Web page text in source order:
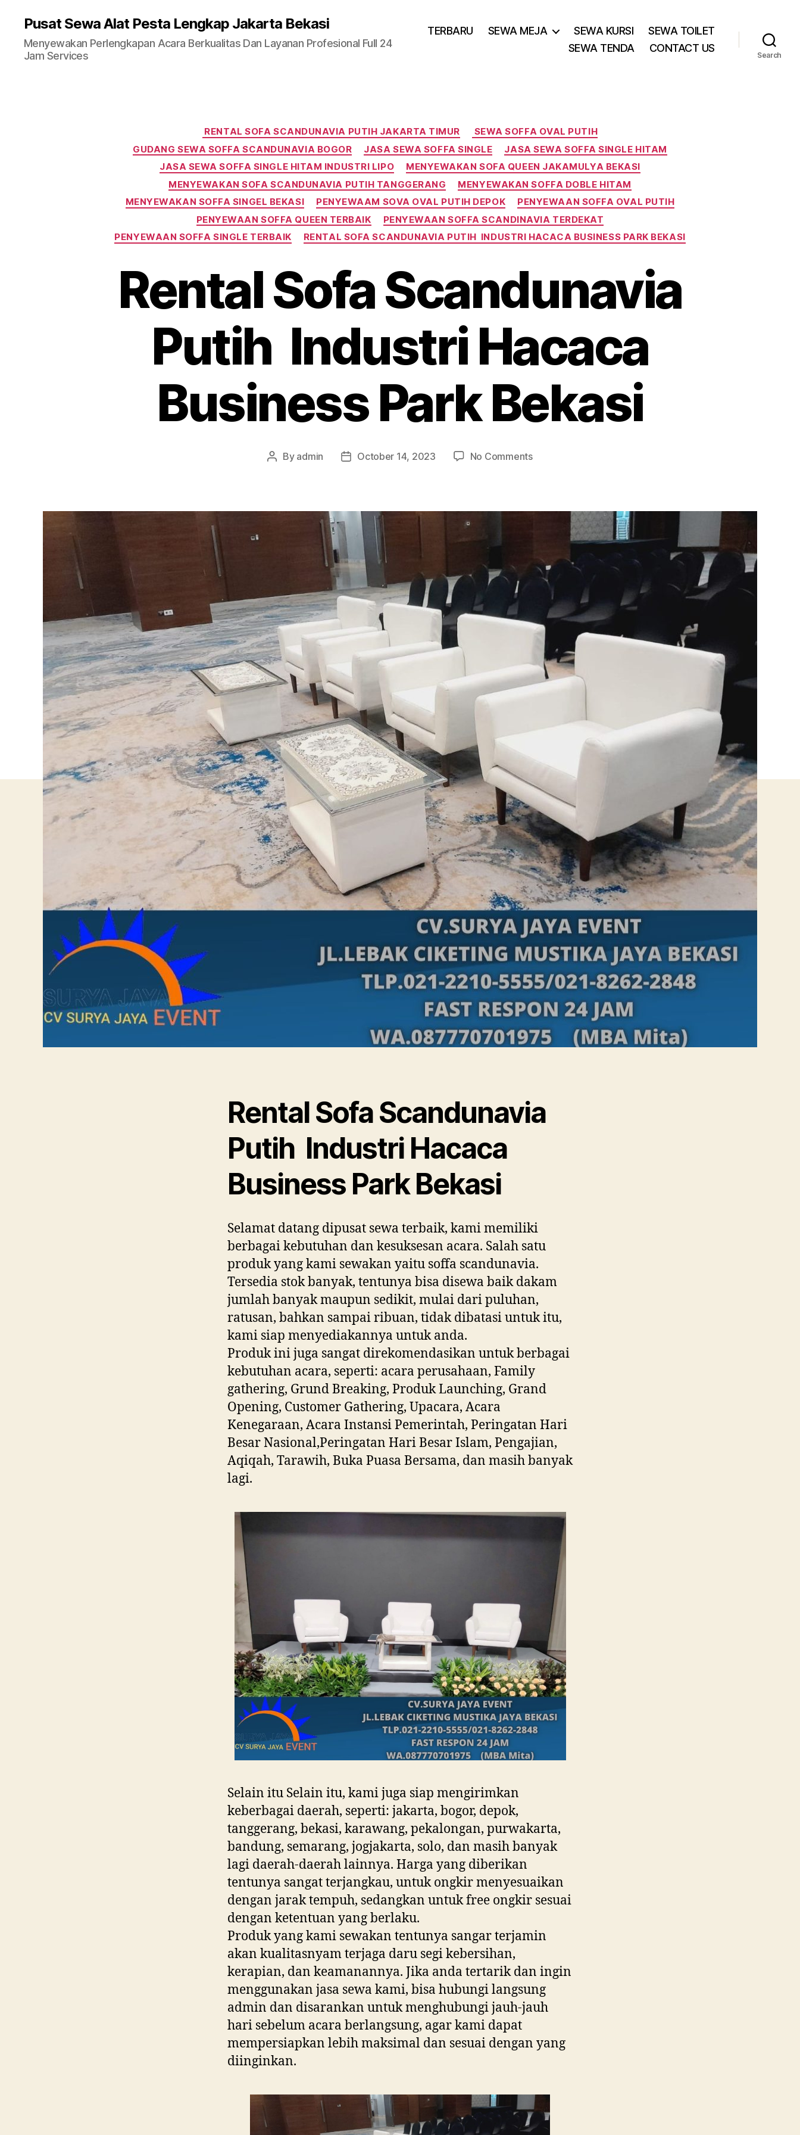
Pusat Sewa Alat Pesta Lengkap Jakarta Bekasi
Menyewakan Perlengkapan Acara Berkualitas Dan Layanan Profesional Full 24
Jam Services
TERBARU SEWA MEJA SEWA KURSI
SEWA TOILET
SEWA TENDA
CONTACT US
Search
Categories
RENTAL SOFA SCANDUNAVIA PUTIH JAKARTA TIMUR
SEWA SOFFA OVAL PUTIH
GUDANG SEWA SOFFA SCANDUNAVIA BOGOR
JASA SEWA SOFFA SINGLE
JASA SEWA SOFFA SINGLE HITAM
JASA SEWA SOFFA SINGLE HITAM INDUSTRI LIPO
MENYEWAKAN SOFA QUEEN JAKAMULYA BEKASI
MENYEWAKAN SOFA SCANDUNAVIA PUTIH TANGGERANG
MENYEWAKAN SOFFA DOBLE HITAM
MENYEWAKAN SOFFA SINGEL BEKASI
PENYEWAAM SOVA OVAL PUTIH DEPOK
PENYEWAAN SOFFA OVAL PUTIH
PENYEWAAN SOFFA QUEEN TERBAIK
PENYEWAAN SOFFA SCANDINAVIA TERDEKAT
PENYEWAAN SOFFA SINGLE TERBAIK
RENTAL SOFA SCANDUNAVIA PUTIH INDUSTRI HACACA BUSINESS PARK BEKASI
Rental Sofa Scandunavia
Putih Industri Hacaca
Business Park Bekasi
Post
By admin
PostOctober 14, 2023 No Commentson
Putih
Park
Bekasi
Rental Sofa Scandunavia
Putih Industri Hacaca
Business Park Bekasi
Selamat datang dipusat sewa terbaik, kami memiliki
berbagai kebutuhan dan kesuksesan acara. Salah satu
produk yang kami sewakan yaitu soffa scandunavia.
Tersedia stok banyak, tentunya bisa disewa baik dakam
jumlah banyak maupun sedikit, mulai dari puluhan,
ratusan, bahkan sampai ribuan, tidak dibatasi untuk itu,
kami siap menyediakannya untuk anda.
Produk ini juga sangat direkomendasikan untuk berbagai
kebutuhan acara, seperti: acara perusahaan, Family
gathering, Grund Breaking, Produk Launching, Grand
Opening, Customer Gathering, Upacara, Acara
Kenegaraan, Acara Instansi Pemerintah, Peringatan Hari
Besar Nasional,Peringatan Hari Besar Islam, Pengajian,
Aqiqah, Tarawih, Buka Puasa Bersama, dan masih banyak
lagi.
Selain itu Selain itu, kami juga siap mengirimkan
keberbagai daerah, seperti: jakarta, bogor, depok,
tanggerang, bekasi, karawang, pekalongan, purwakarta,
bandung, semarang, jogjakarta, solo, dan masih banyak
lagi daerah-daerah lainnya. Harga yang diberikan
tentunya sangat terjangkau, untuk ongkir menyesuaikan
dengan jarak tempuh, sedangkan untuk free ongkir sesuai
dengan ketentuan yang berlaku.
Produk yang kami sewakan tentunya sangar terjamin
akan kualitasnyam terjaga daru segi kebersihan,
kerapian, dan keamanannya. Jika anda tertarik dan ingin
menggunakan jasa sewa kami, bisa hubungi langsung
admin dan disarankan untuk menghubungi jauh-jauh
hari sebelum acara berlangsung, agar kami dapat
mempersiapkan lebih maksimal dan sesuai dengan yang
diinginkan.